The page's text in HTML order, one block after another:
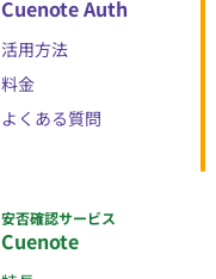
Cuenote Auth
活用方法
料金
よくある質問
安否確認サービス
Cuenote